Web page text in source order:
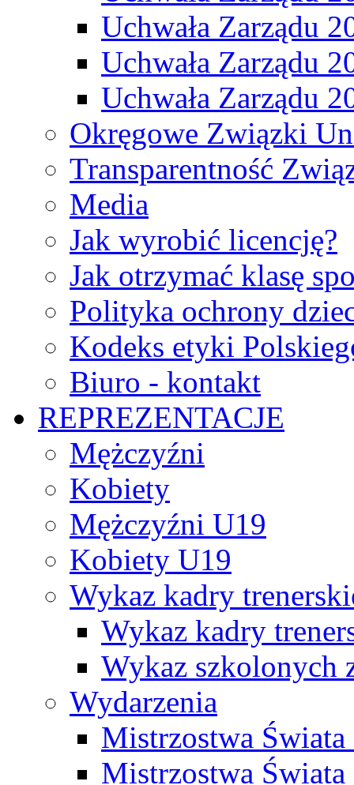
Uchwała Zarządu
Uchwała Zarządu
Uchwała Zarządu
Okręgowe Związki
Transparentność
Media
Jak wyrobić licencję?
Jak otrzymać klasę
Polityka ochrony
Kodeks etyki
Biuro - kontakt
REPREZENTACJE
Mężczyźni
Kobiety
Mężczyźni U19
Kobiety U19
Wykaz kadry
Wykaz kadry
Wykaz szkolonych
Wydarzenia
Mistrzostwa
Mistrzostwa